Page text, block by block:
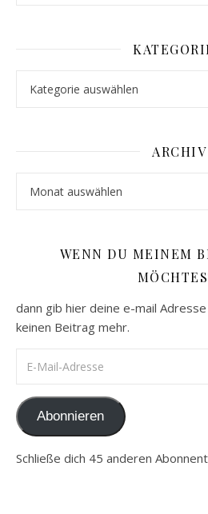
ARCHIV
WENN DU MEINEM
dann gib hier deine e-mail
keinen Beitrag mehr.
Abonnieren
Schließe dich 45 anderen